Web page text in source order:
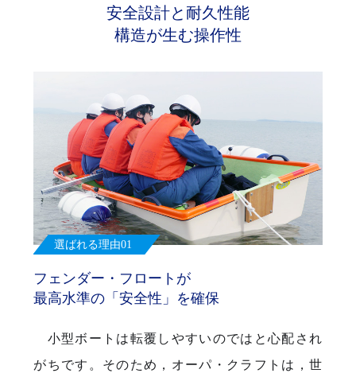
安全設計と耐久性能
構造が生む操作性
選ばれる理由01
フェンダー・フロートが
最高水準の「安全性」を確保
小型ボートは転覆しやすいのではと心配され
がちです。そのため，オーパ・クラフトは，世